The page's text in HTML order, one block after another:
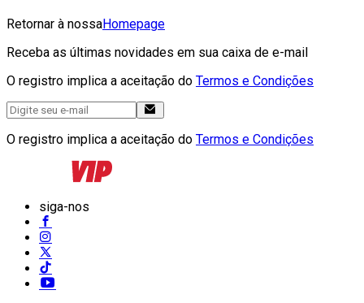
Retornar à nossaHomepage
Receba as últimas novidades em sua caixa de e-mail
O registro implica a aceitação do Termos e Condições
O registro implica a aceitação do Termos e Condições
siga-nos